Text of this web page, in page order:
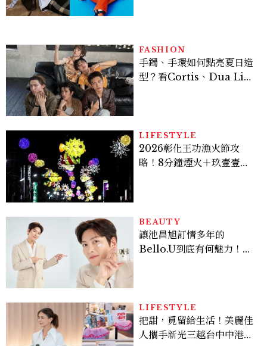
FASHION
手鐲、手環如何點亮夏日造
型？看Cortis、Dua Lip
LIFESTYLE
2026彰化王功漁火節攻
略！8分鐘煙火＋玖壹壹、
BEAUTY
讓池昌旭訂情多年的
Bello.U到底有何魅力！揭
倦感，超神！
LIFESTYLE
把甜，覓留給生活！美麗佳
人攜手新光三越台中中港